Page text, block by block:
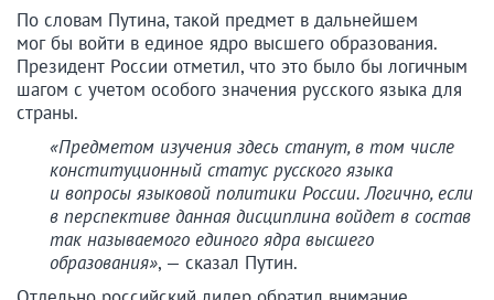
По словам Путина, такой предмет в дальнейшем
мог бы войти в единое ядро высшего образования.
Президент России отметил, что это было бы логичным
шагом с учетом особого значения русского языка для
страны.
«Предметом изучения здесь станут, в том числе
конституционный статус русского языка
и вопросы языковой политики России. Логично, если
в перспективе данная дисциплина войдет в состав
так называемого единого ядра высшего
образования», — сказал Путин.